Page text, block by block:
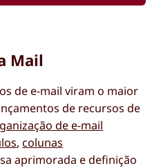
Mail
de e-mail viram o maior
de recursos de
de e-mail
, colunas
aprimorada e definição